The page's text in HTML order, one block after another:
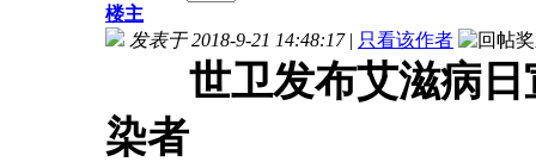
楼主
发表于 2018-9-21 14:48:17 | 只看该作者
世卫发布艾滋病
染者